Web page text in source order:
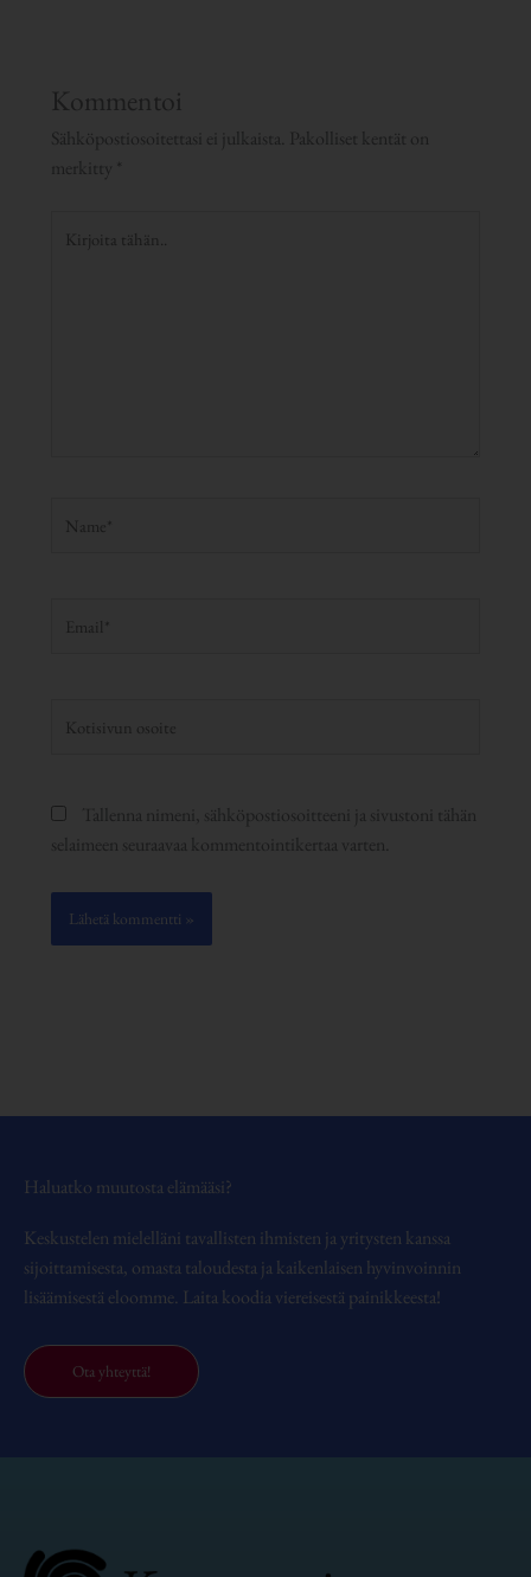
Kommentoi
Sähköpostiosoitettasi ei julkaista. Pakolliset kentät on
merkitty *
osoite
Tallenna nimeni, sähköpostiosoitteeni ja sivustoni tähän
selaimeen seuraavaa kommentointikertaa varten.
Haluatko muutosta elämääsi?
Keskustelen mielelläni tavallisten ihmisten ja yritysten kanssa
sijoittamisesta, omasta taloudesta ja kaikenlaisen hyvinvoinnin
lisäämisestä eloomme. Laita koodia viereisestä painikkeesta!
Ota yhteyttä!